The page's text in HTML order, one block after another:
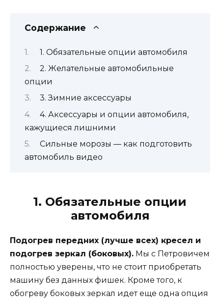
Содержание
1. Обязательные опции автомобиля
2. Желательные автомобильные
опции
3. Зимние аксессуары
4. Аксессуары и опции автомобиля,
кажущиеся лишними
Сильные морозы — как подготовить
автомобиль видео
1. Обязательные опции
автомобиля
Подогрев передних (лучше всех) кресел и
подогрев зеркал (боковых). Мы с Петровичем
полностью уверены, что не стоит приобретать
машину без данных фишек. Кроме того, к
обогреву боковых зеркал идет еще одна опция